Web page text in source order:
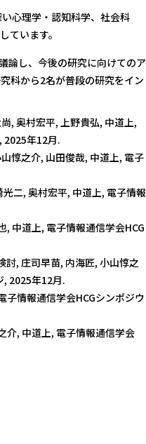
心理学・認知科学、社会科
ています。
論し、今後の研究に向けてのア
科から2名が普段の研究をイン
, 奥村宏平, 上野貴弘, 中道上,
2025年12月.
惇之介, 山田俊哉, 中道上, 電子
二, 奥村宏平, 中道上, 電子情報
中道上, 電子情報通信学会HCG
, 庄司早苗, 内海匠, 小山惇之
, 2025年12月.
子情報通信学会HCGシンポジウ
介, 中道上, 電子情報通信学会